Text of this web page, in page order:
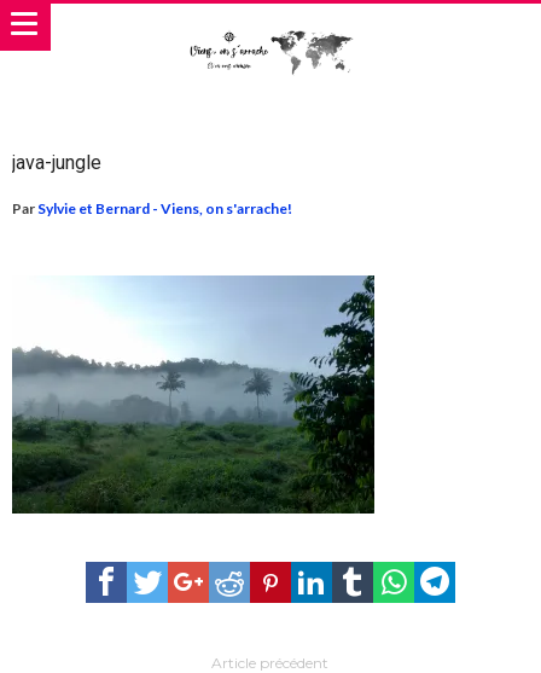
java-jungle
Par Sylvie et Bernard - Viens, on s'arrache!
Article précédent